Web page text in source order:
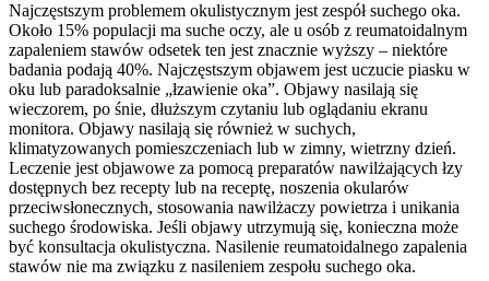
Najczęstszym problemem okulistycznym jest zespół suchego oka.
Około 15% populacji ma suche oczy, ale u osób z reumatoidalnym
zapaleniem stawów odsetek ten jest znacznie wyższy – niektóre
badania podają 40%. Najczęstszym objawem jest uczucie piasku w
oku lub paradoksalnie „łzawienie oka”. Objawy nasilają się
wieczorem, po śnie, dłuższym czytaniu lub oglądaniu ekranu
monitora. Objawy nasilają się również w suchych,
klimatyzowanych pomieszczeniach lub w zimny, wietrzny dzień.
Leczenie jest objawowe za pomocą preparatów nawilżających łzy
dostępnych bez recepty lub na receptę, noszenia okularów
przeciwsłonecznych, stosowania nawilżaczy powietrza i unikania
suchego środowiska. Jeśli objawy utrzymują się, konieczna może
być konsultacja okulistyczna. Nasilenie reumatoidalnego zapalenia
stawów nie ma związku z nasileniem zespołu suchego oka.